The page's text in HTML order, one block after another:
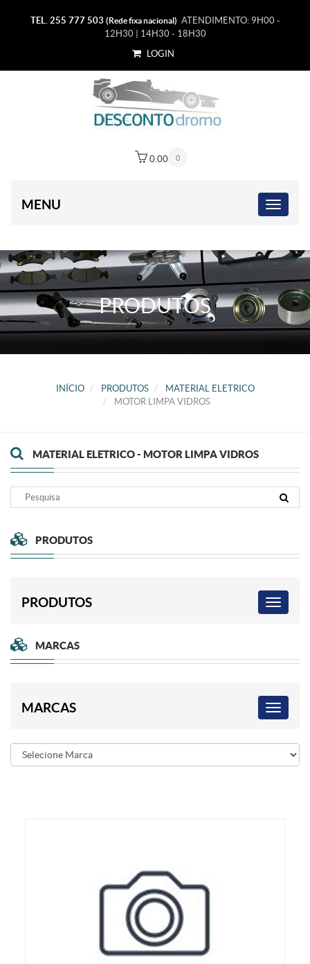
TEL. 255 777 503 (Rede fixa nacional) ATENDIMENTO: 9H00 -
12H30 | 14H30 - 18H30
LOGIN
0
0.00
MENU
PRODUTOS
INÍCIO PRODUTOS
MATERIAL ELETRICO
MOTOR LIMPA VIDROS
MATERIAL ELETRICO - MOTOR LIMPA VIDROS
PRODUTOS
PRODUTOS
MARCAS
MARCAS